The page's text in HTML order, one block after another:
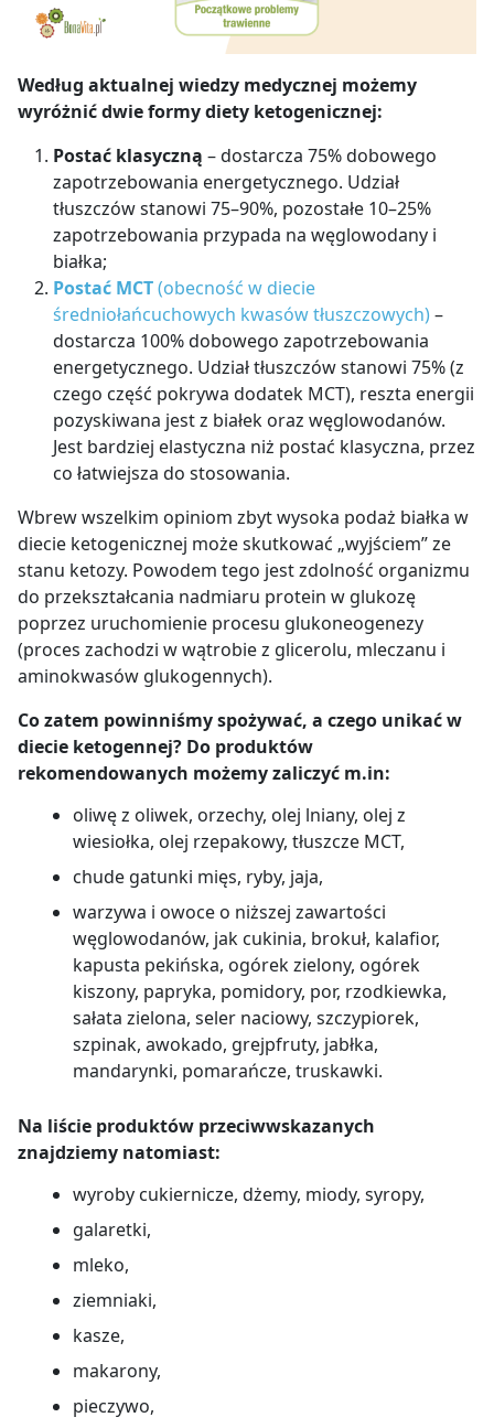
Według aktualnej wiedzy medycznej możemy
wyróżnić dwie formy diety ketogenicznej:
Postać klasyczną – dostarcza 75% dobowego
zapotrzebowania energetycznego. Udział
tłuszczów stanowi 75–90%, pozostałe 10–25%
zapotrzebowania przypada na węglowodany i
białka;
Postać MCT(obecność w diecie
średniołańcuchowych kwasów tłuszczowych)–
dostarcza 100% dobowego zapotrzebowania
energetycznego. Udział tłuszczów stanowi 75% (z
czego część pokrywa dodatek MCT), reszta energii
pozyskiwana jest z białek oraz węglowodanów.
Jest bardziej elastyczna niż postać klasyczna, przez
co łatwiejsza do stosowania.
Wbrew wszelkim opiniom zbyt wysoka podaż białka w
diecie ketogenicznej może skutkować „wyjściem” ze
stanu ketozy. Powodem tego jest zdolność organizmu
do przekształcania nadmiaru protein w glukozę
poprzez uruchomienie procesu glukoneogenezy
(proces zachodzi w wątrobie z glicerolu, mleczanu i
aminokwasów glukogennych).
Co zatem powinniśmy spożywać, a czego unikać w
diecie ketogennej? Do produktów
rekomendowanych możemy zaliczyć m.in:
oliwę z oliwek, orzechy, olej lniany, olej z
wiesiołka, olej rzepakowy, tłuszcze MCT,
chude gatunki mięs, ryby, jaja,
warzywa i owoce o niższej zawartości
węglowodanów, jak cukinia, brokuł, kalafior,
kapusta pekińska, ogórek zielony, ogórek
kiszony, papryka, pomidory, por, rzodkiewka,
sałata zielona, seler naciowy, szczypiorek,
szpinak, awokado, grejpfruty, jabłka,
mandarynki, pomarańcze, truskawki.
Na liście produktów przeciwwskazanych
znajdziemy natomiast:
wyroby cukiernicze, dżemy, miody, syropy,
galaretki,
mleko,
ziemniaki,
kasze,
makarony,
pieczywo,